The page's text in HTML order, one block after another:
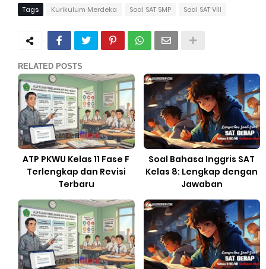
Tags Kurikulum Merdeka Soal SAT SMP Soal SAT VIII
RELATED POSTS
ATP PKWU Kelas 11 Fase F
Terlengkap dan Revisi
Terbaru
Soal Bahasa Inggris SAT
Kelas 8: Lengkap dengan
Jawaban